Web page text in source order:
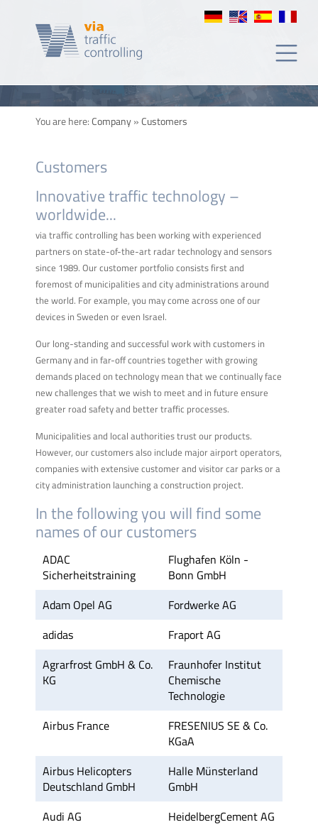
clientes
You are here:Company»Customers
Customers
Innovative traffic technology –
worldwide...
via traffic controlling has been working with experienced
partners on state-of-the-art radar technology and sensors
since 1989. Our customer portfolio consists first and
foremost of municipalities and city administrations around
the world. For example, you may come across one of our
devices in Sweden or even Israel.
Our long-standing and successful work with customers in
Germany and in far-off countries together with growing
demands placed on technology mean that we continually face
new challenges that we wish to meet and in future ensure
greater road safety and better traffic processes.
Municipalities and local authorities trust our products.
However, our customers also include major airport operators,
companies with extensive customer and visitor car parks or a
city administration launching a construction project.
In the following you will find some
names of our customers
ADAC
Sicherheitstraining
Flughafen Köln -
Bonn GmbH
Adam Opel AG
Fordwerke AG
adidas
Fraport AG
Agrarfrost GmbH & Co.
KG
Fraunhofer Institut
Chemische
Technologie
Airbus France
FRESENIUS SE & Co.
KGaA
Airbus Helicopters
Deutschland GmbH
Halle Münsterland
GmbH
Audi AG
HeidelbergCement AG